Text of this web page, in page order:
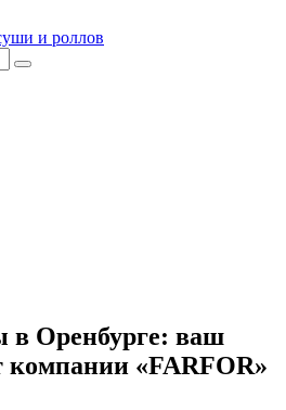
и роллов
в Оренбурге: ваш
компании «FARFOR»